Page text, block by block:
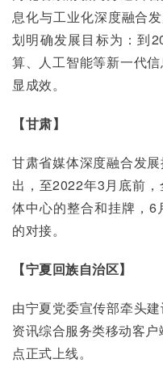
息化与工业化深度融合
划明确发展目标为：到
算、人工智能等新一代
显成效。
【甘肃】
甘肃省媒体深度融合发
出，至2022年3月底前
体中心的整合和挂牌，6
的对接。
【宁夏回族自治区】
由宁夏党委宣传部牵头
资讯综合服务类移动客
点正式上线。